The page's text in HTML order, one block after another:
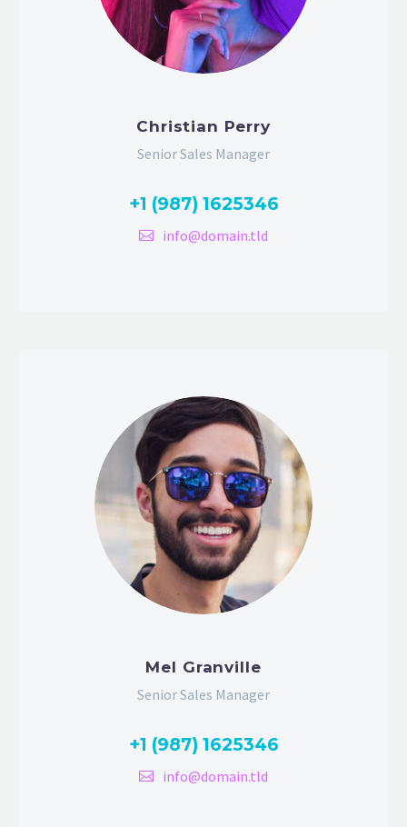
Christian Perry
Senior Sales Manager
+1 (987) 1625346
info@domain.tld
Mel Granville
Senior Sales Manager
+1 (987) 1625346
info@domain.tld